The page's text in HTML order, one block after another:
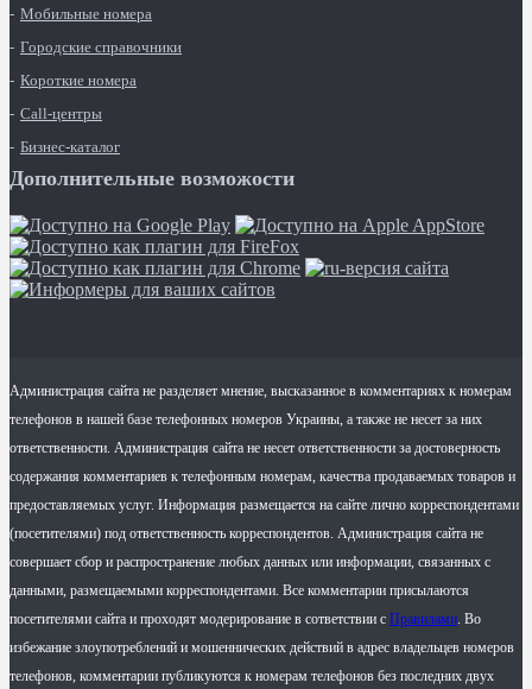
Мобильные номера
Городские справочники
Короткие номера
Call-центры
Бизнес-каталог
Дополнительные возможости
Администрация сайта не разделяет мнение, высказанное в комментариях к номерам
телефонов в нашей базе телефонных номеров Украины, а также не несет за них
ответственности. Администрация сайта не несет ответственности за достоверность
содержания комментариев к телефонным номерам, качества продаваемых товаров и
предоставляемых услуг. Информация размещается на сайте лично корреспондентами
(посетителями) под ответственность корреспондентов. Администрация сайта не
совершает сбор и распространение любых данных или информации, связанных с
данными, размещаемыми корреспондентами. Все комментарии присылаются
посетителями сайта и проходят модерирование в сответствии с Правилами. Во
избежание злоупотреблений и мошеннических действий в адрес владельцев номеров
телефонов, комментарии публикуются к номерам телефонов без последних двух